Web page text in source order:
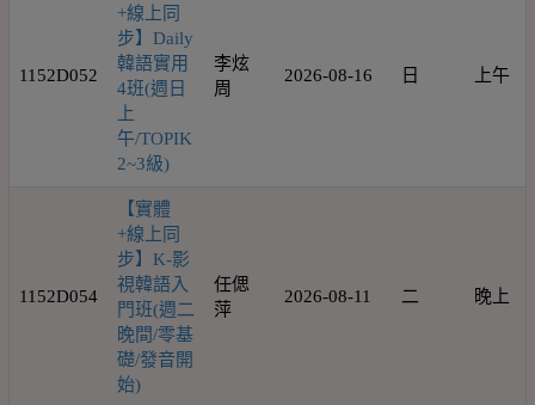
1152D052
+線上同
步】Daily
韓語實用
4班(週日
上
午/TOPIK
2~3級)
李炫
周
2026-08-16 日 上午
1152D054
【實體
+線上同
步】K-影
視韓語入
門班(週二
晚間/零基
礎/發音開
始)
任偲
萍
2026-08-11 二 晚上